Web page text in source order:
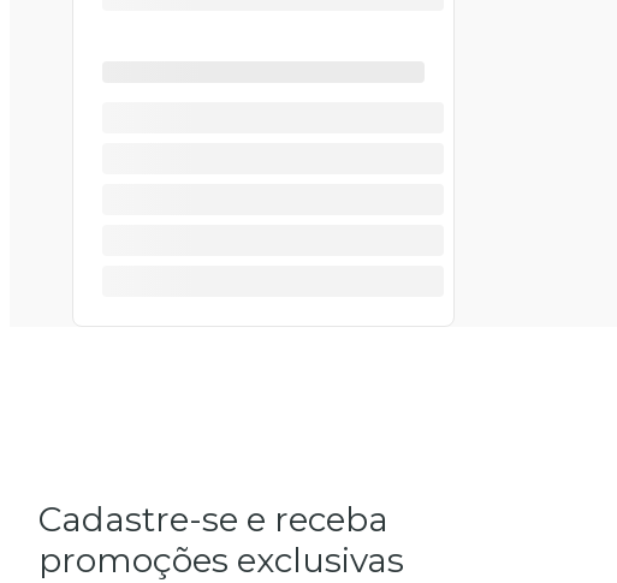
Cadastre-se e receba
promoções exclusivas